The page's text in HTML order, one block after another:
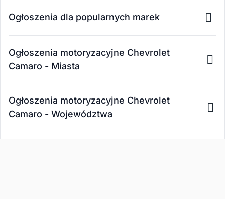
Ogłoszenia dla popularnych marek
Ogłoszenia motoryzacyjne Chevrolet
Camaro - Miasta
Ogłoszenia motoryzacyjne Chevrolet
Camaro - Województwa